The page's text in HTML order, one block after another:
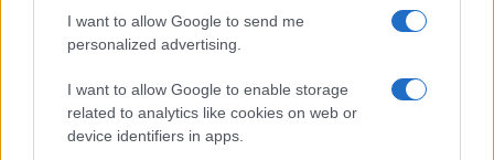
I want to allow Google to send me
personalized advertising.
I want to allow Google to enable storage
related to analytics like cookies on web or
device identifiers in apps.
© 2026 - VOLOSCONTATO CONSIGLI E DIARI DI VIAGGIO - P.IVA
04827280654 – TESTATA REGISTRATA AL TRIBUNALE DI NOCERA